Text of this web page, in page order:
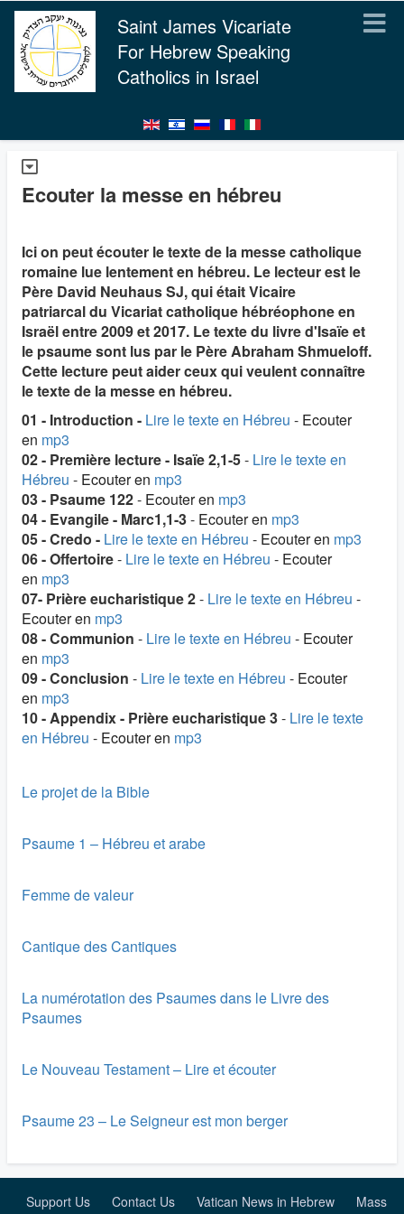
Saint James Vicariate
For Hebrew Speaking
Catholics in Israel
Ecouter la messe en hébreu
Ici on peut écouter le texte de la messe catholique
romaine lue lentement en hébreu. Le lecteur est le
Père David Neuhaus SJ, qui était Vicaire
patriarcal du Vicariat catholique hébréophone en
Israël entre 2009 et 2017. Le texte du livre d'Isaïe et
le psaume sont lus par le Père Abraham Shmueloff.
Cette lecture peut aider ceux qui veulent connaître
le texte de la messe en hébreu.
01 - Introduction - Lire le texte en Hébreu - Ecouter
en mp3
02 - Première lecture - Isaïe 2,1-5- Lire le texte en
Hébreu - Ecouter en mp3
03 - Psaume 122- Ecouter en mp3
04 - Evangile - Marc1,1-3- Ecouter en mp3
05 - Credo - Lire le texte en Hébreu - Ecouter en mp3
06 - Offertoire- Lire le texte en Hébreu - Ecouter
en mp3
07- Prière eucharistique 2- Lire le texte en Hébreu -
Ecouter en mp3
08 - Communion - Lire le texte en Hébreu - Ecouter
en mp3
09 - Conclusion - Lire le texte en Hébreu - Ecouter
en mp3
10 - Appendix - Prière eucharistique 3- Lire le texte
en Hébreu - Ecouter en mp3
Le projet de la Bible
Psaume 1 – Hébreu et arabe
Femme de valeur
Cantique des Cantiques
La numérotation des Psaumes dans le Livre des
Psaumes
Le Nouveau Testament – Lire et écouter
Psaume 23 – Le Seigneur est mon berger
Support Us Contact Us Vatican News in Hebrew
Mass